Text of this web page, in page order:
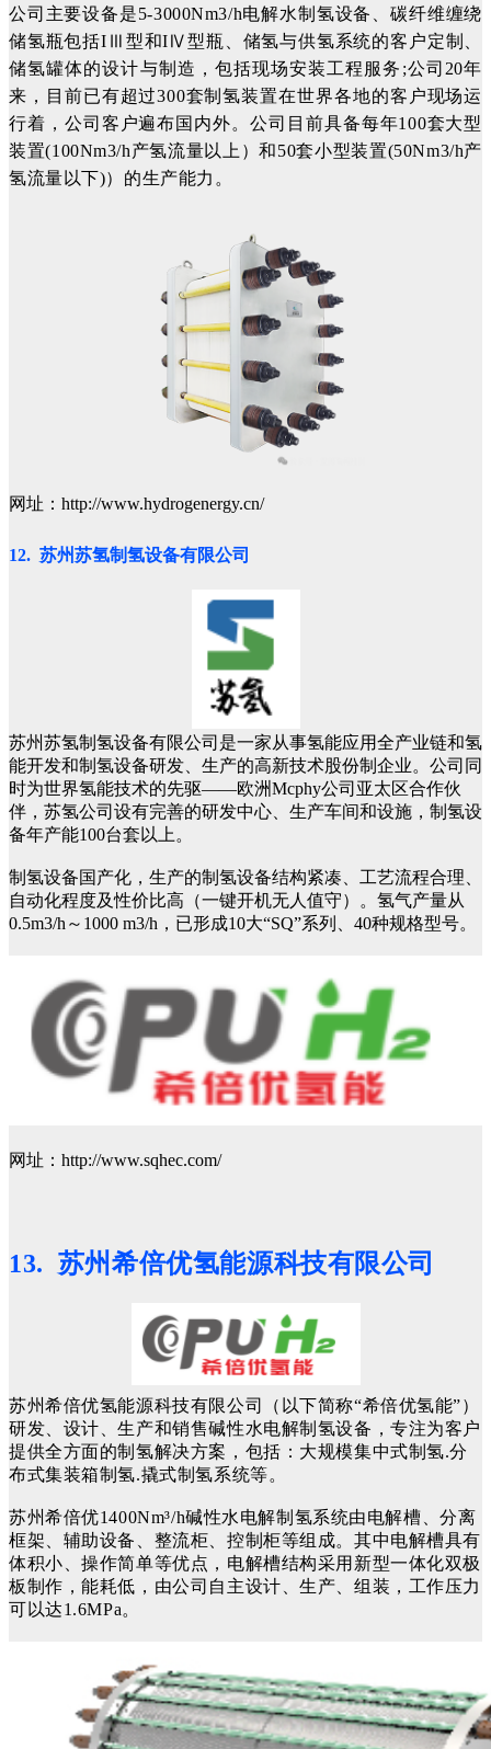
公司主要设备是5-3000Nm3/h电解水制氢设备、碳纤维缠绕
储氢瓶包括IⅢ型和IⅣ型瓶、储氢与供氢系统的客户定制、
储氢罐体的设计与制造，包括现场安装工程服务;公司20年
来，目前已有超过300套制氢装置在世界各地的客户现场运
行着，公司客户遍布国内外。公司目前具备每年100套大型
装置(100Nm3/h产氢流量以上）和50套小型装置(50Nm3/h产
氢流量以下)）的生产能力。
网址：http://www.hydrogenergy.cn/
12. 苏州苏氢制氢设备有限公司
苏州苏氢制氢设备有限公司是一家从事氢能应用全产业链和氢
能开发和制氢设备研发、生产的高新技术股份制企业。公司同
时为世界氢能技术的先驱——欧洲Mcphy公司亚太区合作伙
伴，苏氢公司设有完善的研发中心、生产车间和设施，制氢设
备年产能100台套以上。
制氢设备国产化，生产的制氢设备结构紧凑、工艺流程合理、
自动化程度及性价比高（一键开机无人值守）。氢气产量从
0.5m3/h～1000 m3/h，已形成10大“SQ”系列、40种规格型号。
网址：http://www.sqhec.com/
13. 苏州希倍优氢能源科技有限公司
苏州希倍优氢能源科技有限公司（以下简称“希倍优氢能”）
研发、设计、生产和销售碱性水电解制氢设备，专注为客户
提供全方面的制氢解决方案，包括：大规模集中式制氢.分
布式集装箱制氢.撬式制氢系统等。
苏州希倍优1400Nm³/h碱性水电解制氢系统由电解槽、分离
框架、辅助设备、整流柜、控制柜等组成。其中电解槽具有
体积小、操作简单等优点，电解槽结构采用新型一体化双极
板制作，能耗低，由公司自主设计、生产、组装，工作压力
可以达1.6MPa。